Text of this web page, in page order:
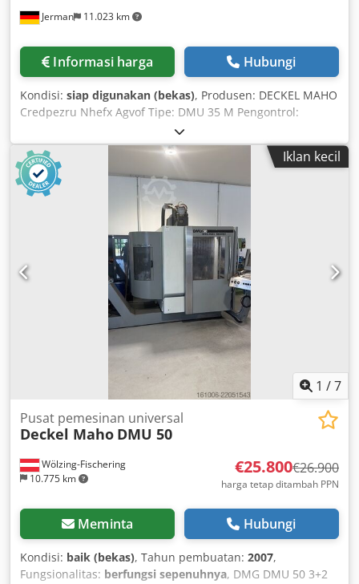
Jerman 11.023 km
Informasi harga Hubungi
Kondisi: siap digunakan (bekas), Produsen: DECKEL MAHO
Credpezru Nhefx Agvof Tipe: DMU 35 M Pengontrol:
SIEMENS Sinumerik 840D Berat mesin sekitar: 1,8 ton
Pemasangan alat: SK 40 Jarak sumbu X: 350 mm Jarak
sumbu Y: 240 mm Jarak sumbu Z: 340 mm Rentang
kecepatan putar: 20 – 6.300 rpm Beban meja maksimum:
100 kg Luas yang dibutuhkan sekitar: 2,0 × 1,6 × 2,1 m
Ukuran meja: 400 x 280 mm
Iklan kecil
1 /7
Wölzing-Fischering
10.775 km
Pusat pemesinan universal
Deckel Maho DMU 50
€25.800€26.900
harga tetap ditambah PPN
Meminta Hubungi
Kondisi: baik (bekas), Tahun pembuatan: 2007,
Fungsionalitas: berfungsi sepenuhnya, DMG DMU 50 3+2